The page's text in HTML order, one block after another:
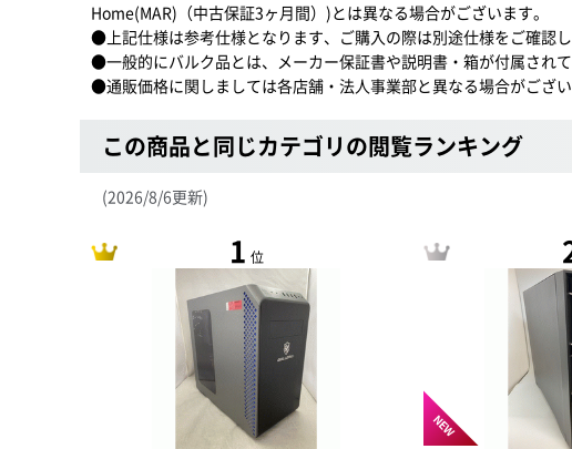
Home(MAR)（中古保証3ヶ月間）)とは異なる場合がございます。
●上記仕様は参考仕様となります、ご購入の際は別途仕様をご確認
●一般的にバルク品とは、メーカー保証書や説明書・箱が付属され
●通販価格に関しましては各店舗・法人事業部と異なる場合がござい
この商品と同じカテゴリの閲覧ランキング
(2026/8/6更新)
1 位
NEW